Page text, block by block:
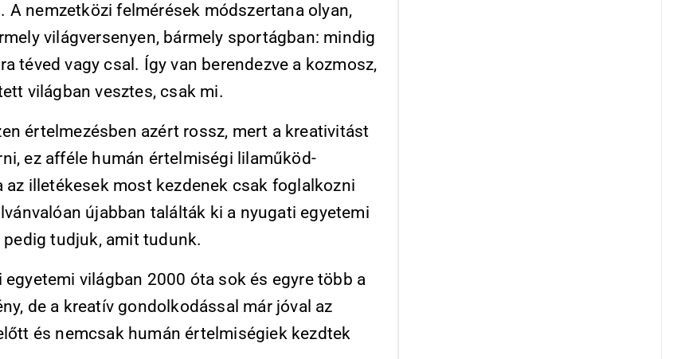
A nemzetközi felmérések módszertana olyan,
világversenyen, bármely sportágban: mindig
téved vagy csal. Így van berendezve a kozmosz,
világban vesztes, csak mi.
értelmezésben azért rossz, mert a kreativitást
ez afféle humán értelmiségi lilaműköd-
az illetékesek most kezdenek csak foglalkozni
újabban találták ki a nyugati egyetemi
pedig tudjuk, amit tudunk.
egyetemi világban 2000 óta sok és egyre több a
de a kreatív gondolkodással már jóval az
és nemcsak humán értelmiségiek kezdtek